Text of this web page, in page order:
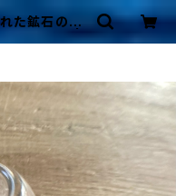
た鉱石の指
りサイズ |